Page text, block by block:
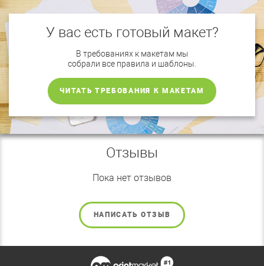
У вас есть готовый макет?
В требованиях к макетам мы
собрали все правила и шаблоны.
ЧИТАТЬ ТРЕБОВАНИЯ К МАКЕТАМ
Отзывы
Пока нет отзывов
НАПИСАТЬ ОТЗЫВ